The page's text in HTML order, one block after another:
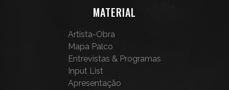
MATERIAL
Artista-Obra
Mapa Palco
Entrevistas & Programas
Input List
Apresentação